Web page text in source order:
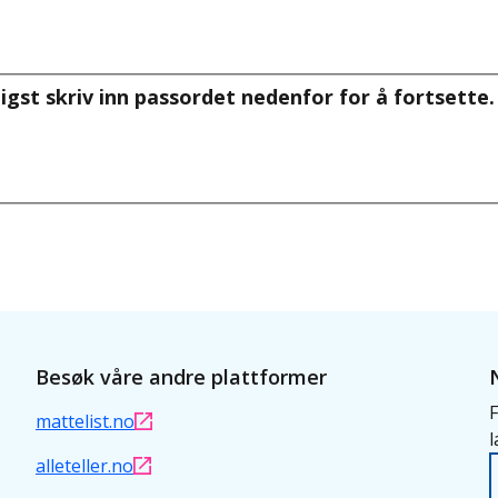
skriv inn passordet nedenfor for å fortsette.
Besøk våre andre plattformer
mattelist.no
alleteller.no